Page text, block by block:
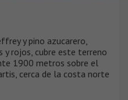
y pino azucarero,
y rojos, cubre este terreno
1900 metros sobre el
cerca de la costa norte